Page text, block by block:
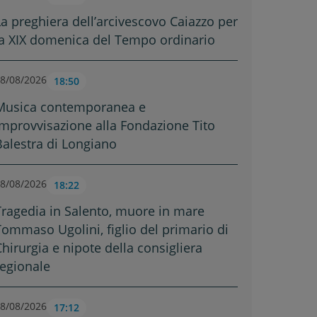
preghiera dell’arcivescovo Caiazzo per
XIX domenica del Tempo ordinario
08/2026 18:50
contemporanea e
alla Fondazione Tito
di Longiano
08/2026 18:22
in Salento, muore in mare
Ugolini, figlio del primario di
e nipote della consigliera
08/2026 17:12